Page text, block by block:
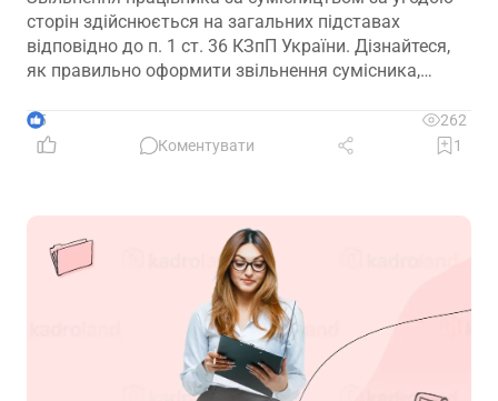
сторін здійснюється на загальних підставах
відповідно до п. 1 ст. 36 КЗпП України. Дізнайтеся,
як правильно оформити звільнення сумісника,
зафіксувати домовленість між працівником і
роботодавцем.
5
262
Коментувати
1